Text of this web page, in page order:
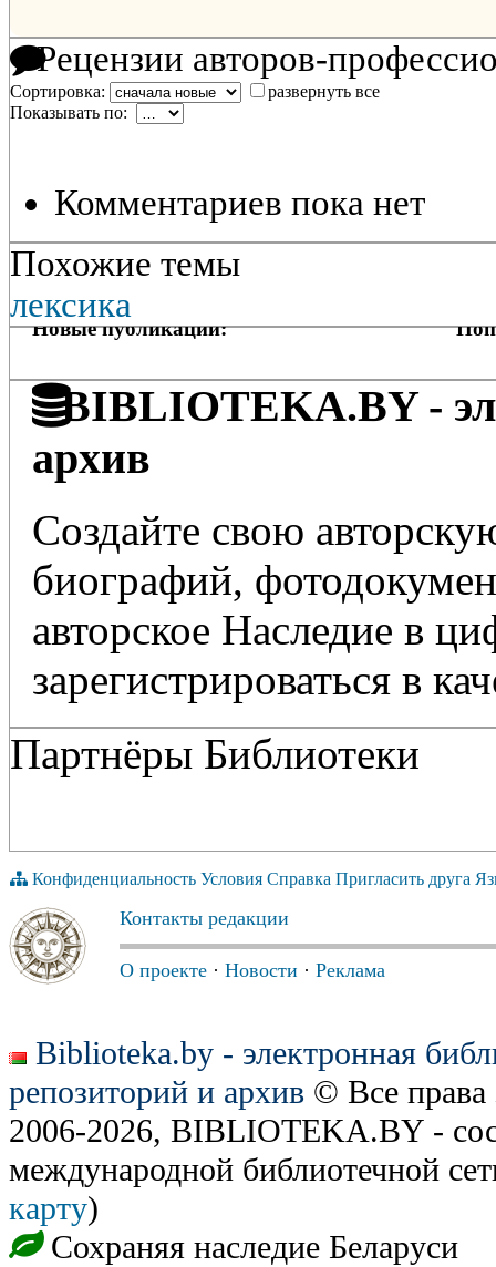
Рецензии авторов-
Сортировка:
развернуть все
Показывать по:
Комментариев пока нет
Похожие темы
лексика
Новые публикации:
BIBLIOTEKA.BY -
архив
Создайте свою
биографий,
авторское Наследие в
зарегистрироваться в
Партнёры Библиотеки
Конфиденциальность Условия Справка Пригласить друга
Контакты редакции
О проекте · Новости · Реклама
Biblioteka.by - электронная
репозиторий и архив © Все
2006-2026, BIBLIOTEKA.BY -
международной библиотечной
карту)
Сохраняя наследие Беларуси